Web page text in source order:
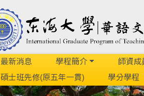
最新消息 學程簡介 師資成
碩士班先修(原五年一貫)
學分學程